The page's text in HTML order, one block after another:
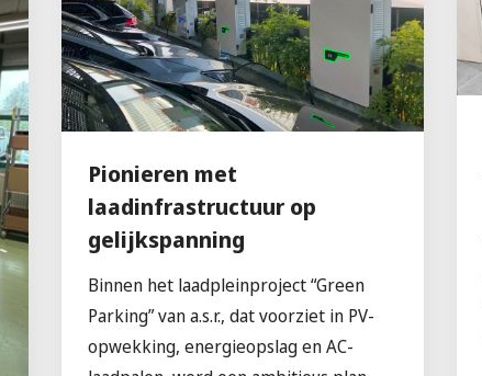
Pionieren met
laadinfrastructuur op
gelijkspanning
Binnen het laadpleinproject “Green
Parking” van a.s.r., dat voorziet in PV-
opwekking, energieopslag en AC-